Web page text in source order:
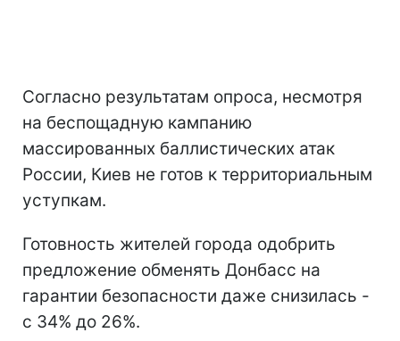
Согласно результатам опроса, несмотря
на беспощадную кампанию
массированных баллистических атак
России, Киев не готов к территориальным
уступкам.
Готовность жителей города одобрить
предложение обменять Донбасс на
гарантии безопасности даже снизилась -
с 34% до 26%.